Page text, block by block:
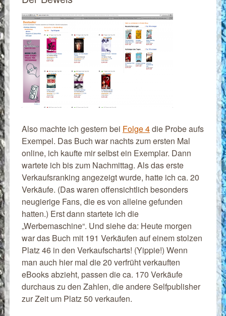
Also machte ich gestern bei Folge 4die Probe aufs
Exempel. Das Buch war nachts zum ersten Mal
online, ich kaufte mir selbst ein Exemplar. Dann
wartete ich bis zum Nachmittag. Als das erste
Verkaufsranking angezeigt wurde, hatte ich ca. 20
Verkäufe. (Das waren offensichtlich besonders
neugierige Fans, die es von alleine gefunden
hatten.) Erst dann startete ich die
„Werbemaschine“. Und siehe da: Heute morgen
war das Buch mit 191 Verkäufen auf einem stolzen
Platz 46 in den Verkaufscharts! (Yippie!) Wenn
man auch hier mal die 20 verfrüht verkauften
eBooks abzieht, passen die ca. 170 Verkäufe
durchaus zu den Zahlen, die andere Selfpublisher
zur Zeit um Platz 50 verkaufen.